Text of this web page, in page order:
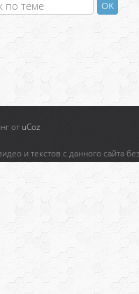
от uCoz
и текстов с данного сайта